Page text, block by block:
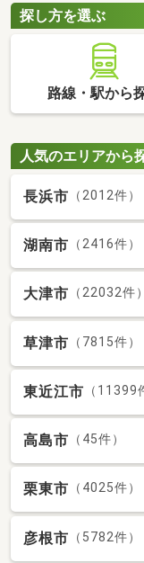
なるお部屋を見つけ
探し方を選ぶ
路線・駅から
人気のエリアから
長浜市 （2012件）
湖南市 （2416件）
大津市 （22032件）
草津市 （7815件）
東近江市 （11399
高島市 （45件）
栗東市 （4025件）
彦根市 （5782件）